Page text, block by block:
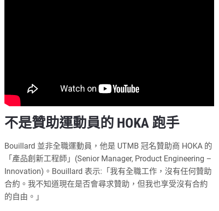
不是贊助運動員的 HOKA 跑手
Bouillard 並非全職運動員，他是 UTMB 冠名贊助商 HOKA 的
「產品創新工程師」(Senior Manager, Product Engineering –
Innovation)。Bouillard 表示:「我有全職工作，沒有任何贊助
合約。我不知道現在是否會尋求贊助，但我也享受沒有合約
的自由。」